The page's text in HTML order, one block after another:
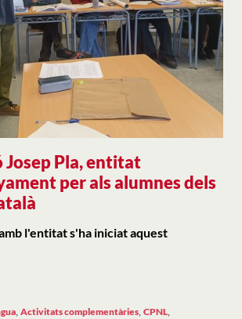
Josep Pla, entitat
per als alumnes dels
l'entitat s'ha iniciat aquest
, Activitats complementàries, CPNL,